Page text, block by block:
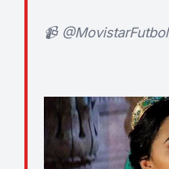
📹 @MovistarFutbol